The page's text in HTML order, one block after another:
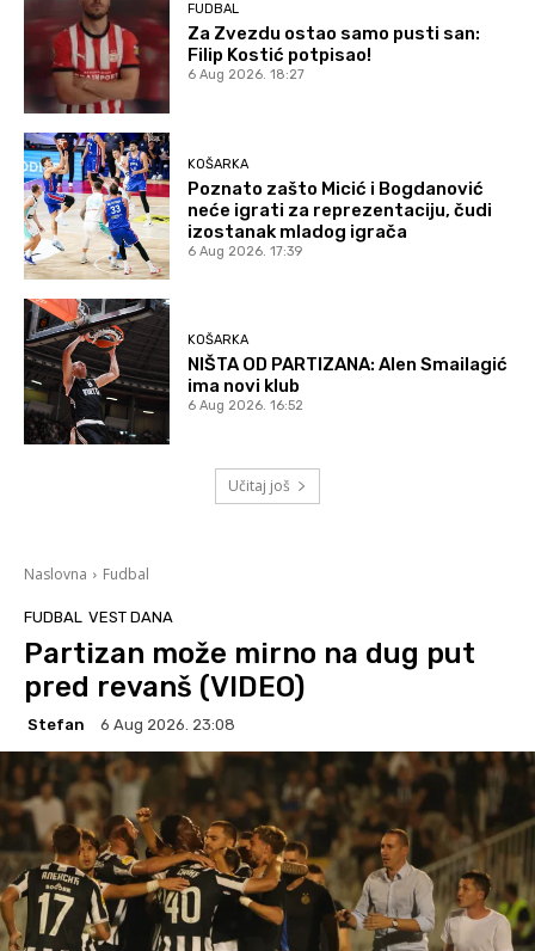
FUDBAL
Za Zvezdu ostao samo pusti san:
Filip Kostić potpisao!
6 Aug 2026. 18:27
KOŠARKA
Poznato zašto Micić i Bogdanović
neće igrati za reprezentaciju, čudi
izostanak mladog igrača
6 Aug 2026. 17:39
KOŠARKA
NIŠTA OD PARTIZANA: Alen Smailagić
ima novi klub
6 Aug 2026. 16:52
Učitaj još